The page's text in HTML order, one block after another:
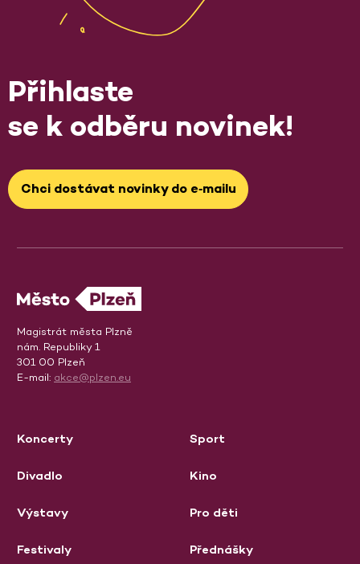
Přihlaste
se k odběru novinek!
Chci dostávat novinky do e‑mailu
Magistrát města Plzně
nám. Republiky 1
301 00 Plzeň
E-mail: akce@plzen.eu
Koncerty
Divadlo
Výstavy
Festivaly
Sport
Kino
Pro děti
Přednášky